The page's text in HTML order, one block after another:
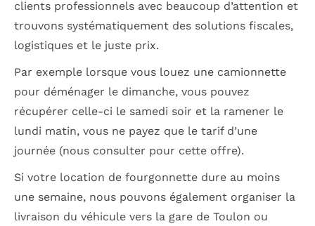
clients professionnels avec beaucoup d’attention et
trouvons systématiquement des solutions fiscales,
logistiques et le juste prix.
Par exemple lorsque vous louez une camionnette
pour déménager le dimanche, vous pouvez
récupérer celle-ci le samedi soir et la ramener le
lundi matin, vous ne payez que le tarif d’une
journée (nous consulter pour cette offre).
Si votre location de fourgonnette dure au moins
une semaine, nous pouvons également organiser la
livraison du véhicule vers la gare de Toulon ou